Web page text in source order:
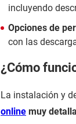
incluyendo
Opciones de
con las
¿Cómo
La instalación y
online muy